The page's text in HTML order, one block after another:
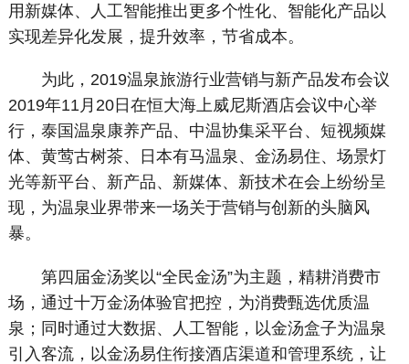
用新媒体、人工智能推出更多个性化、智能化产品以
实现差异化发展，提升效率，节省成本。
为此，2019温泉旅游行业营销与新产品发布会议
2019年11月20日在恒大海上威尼斯酒店会议中心举
行，泰国温泉康养产品、中温协集采平台、短视频媒
体、黄莺古树茶、日本有马温泉、金汤易住、场景灯
光等新平台、新产品、新媒体、新技术在会上纷纷呈
现，为温泉业界带来一场关于营销与创新的头脑风
暴。
第四届金汤奖以“全民金汤”为主题，精耕消费市
场，通过十万金汤体验官把控，为消费甄选优质温
泉；同时通过大数据、人工智能，以金汤盒子为温泉
引入客流，以金汤易住衔接酒店渠道和管理系统，让